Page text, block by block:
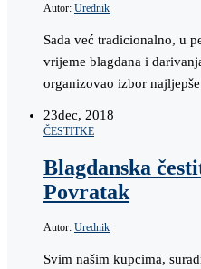
Autor: Urednik
Sada već tradicionalno, u
vrijeme blagdana i
organizovao izbor
23dec, 2018
ČESTITKE
Blagdanska
Povratak
Autor: Urednik
Svim našim kupcima,